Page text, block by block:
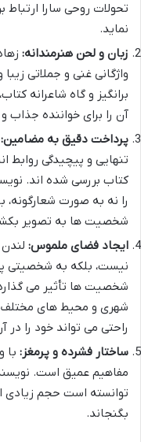
تحولات روحی سارا ارتباط
نماید.
زبان و لحن هنرمندانه:
واژگانی غنی و جملاتی
برانگیز و گاه شاعرانه
آن را برای خواننده جذاب
پرداخت دقیق به مضامین:
تنهایی و پیچیدگی روابط
کتاب بررسی شده اند.
را نه به صورت
شخصیت ها به تصویر
ایجاد فضای ملموس:
نیست، بلکه به شخصیتی
شخصیت ها تأثیر می
شهری و محیط های
راحتی می تواند خود را
ساختار فشرده و پرمغز: با
مفاهیم عمیق است.
توانسته است حجم زیادی
بگنجاند.